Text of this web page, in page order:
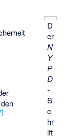
D
er
N
Y
P
D
-
S
c
hr
ift
]